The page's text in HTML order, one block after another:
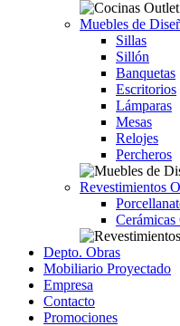
Muebles de
Sillas
Sillón
Banquetas
Escritorios
Lámparas
Mesas
Relojes
Percheros
Revestimientos
Cerámicas
Depto. Obras
Mobiliario Proyectado
Empresa
Contacto
Promociones